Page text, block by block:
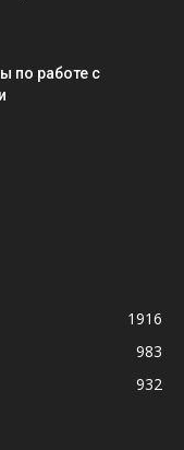
по работе с
1916
983
932